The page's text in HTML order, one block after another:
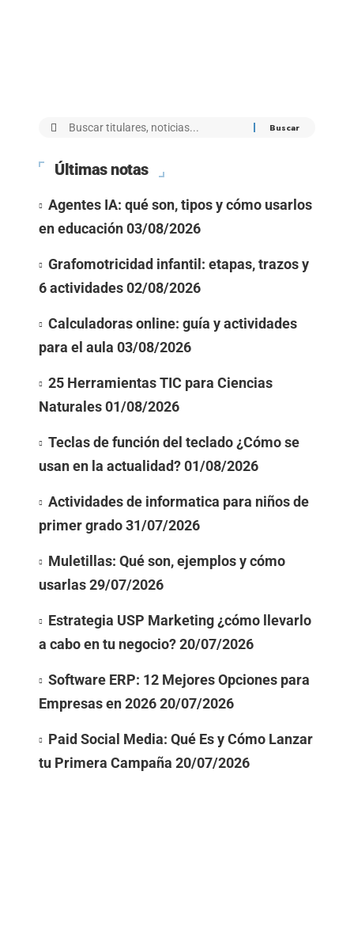
Últimas notas
Agentes IA: qué son, tipos y cómo usarlos
en educación03/08/2026
Grafomotricidad infantil: etapas, trazos y
6 actividades02/08/2026
Calculadoras online: guía y actividades
para el aula 03/08/2026
25 Herramientas TIC para Ciencias
Naturales01/08/2026
Teclas de función del teclado ¿Cómo se
usan en la actualidad?01/08/2026
Actividades de informatica para niños de
primer grado31/07/2026
Muletillas: Qué son, ejemplos y cómo
usarlas29/07/2026
Estrategia USP Marketing ¿cómo llevarlo
a cabo en tu negocio?20/07/2026
Software ERP: 12 Mejores Opciones para
Empresas en 202620/07/2026
Paid Social Media: Qué Es y Cómo Lanzar
tu Primera Campaña 20/07/2026